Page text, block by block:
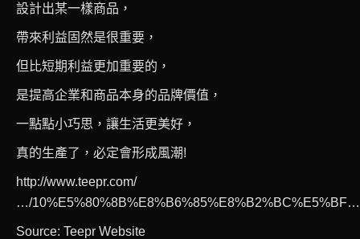
設計出某一樣商品，
帶來利益固然是很重要，
但比短期利益更加重要的，
是提高企業和商品本身的品牌價值，
一點點小巧思，讓生活更美好，
真的生產了，必定會形成風潮!
http://www.teepr.com/
…/
Source: Teepr Website